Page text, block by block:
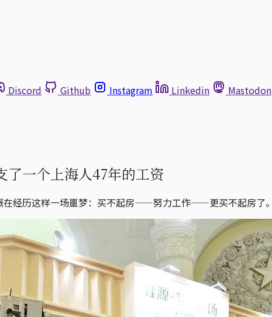
Discord Github Instagram Linkedin Mastodon
了一个上海人47年的工资
在经历这样一场噩梦：买不起房——努力工作——更买不起房了。